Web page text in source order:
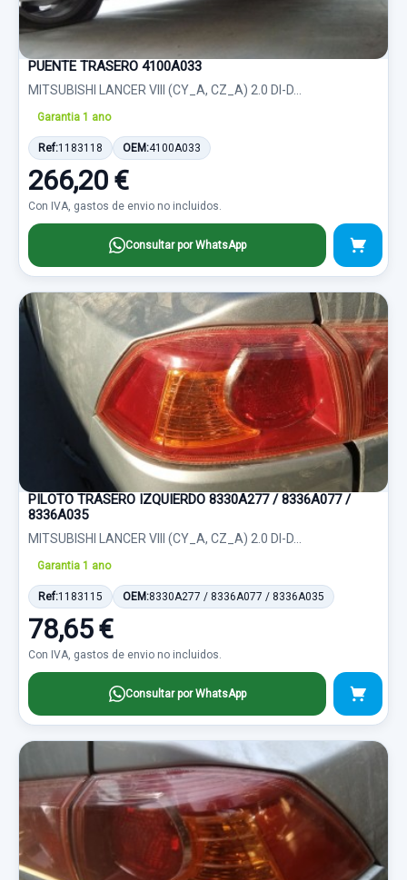
PUENTE TRASERO 4100A033
MITSUBISHI LANCER VIII (CY_A, CZ_A) 2.0 DI-D...
Garantia 1 ano
Ref:1183118 OEM:4100A033
266,20 €
Con IVA, gastos de envio no incluidos.
Consultar por WhatsApp
PILOTO TRASERO IZQUIERDO 8330A277 / 8336A077 /
8336A035
MITSUBISHI LANCER VIII (CY_A, CZ_A) 2.0 DI-D...
Garantia 1 ano
Ref:1183115 OEM:8330A277 / 8336A077 / 8336A035
78,65 €
Con IVA, gastos de envio no incluidos.
Consultar por WhatsApp